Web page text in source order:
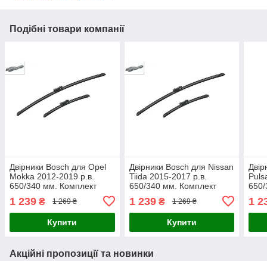
Подібні товари компанії
Двірники Bosch для Opel
Mokka 2012-2019 р.в.
650/340 мм. Комплект
Aerotwin безкаркасних
1 239 ₴ 1 269 ₴
Купити
Двірники Bosch для Nissan
Tiida 2015-2017 р.в.
650/340 мм. Комплект
Aerotwin безкаркасних
1 239₴ 1 269 ₴
Купити
1
Акційні пропозиції та новинки